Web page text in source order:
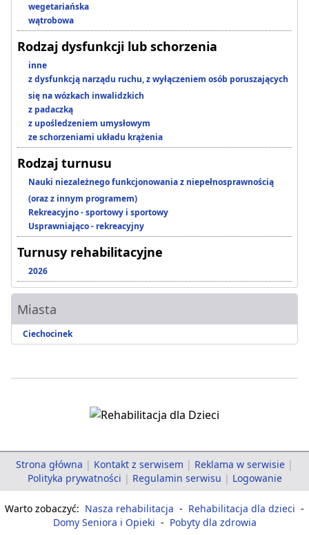
wegetariańska
wątrobowa
Rodzaj dysfunkcji lub schorzenia
inne
z dysfunkcją narządu ruchu, z wyłączeniem osób poruszających
się na wózkach inwalidzkich
z padaczką
z upośledzeniem umysłowym
ze schorzeniami układu krążenia
Rodzaj turnusu
Nauki niezależnego funkcjonowania z niepełnosprawnością
(oraz z innym programem)
Rekreacyjno - sportowy i sportowy
Usprawniająco - rekreacyjny
Turnusy rehabilitacyjne
2026
Miasta
Ciechocinek
Strona główna | Kontakt z serwisem | Reklama w serwisie |
Polityka prywatności | Regulamin serwisu | Logowanie
Warto zobaczyć: Nasza rehabilitacja - Rehabilitacja dla dzieci -
Domy Seniora i Opieki - Pobyty dla zdrowia